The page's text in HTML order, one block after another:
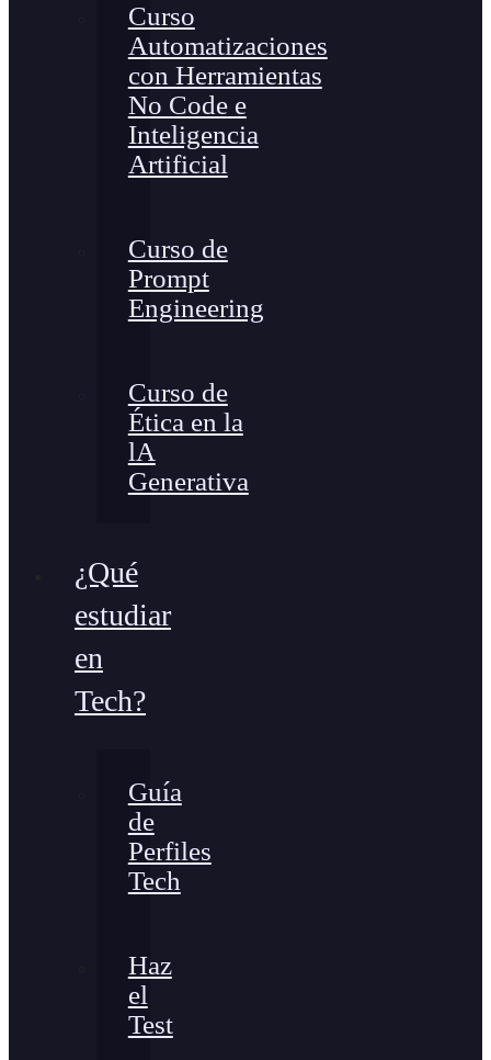
Curso
Automatizaciones
con Herramientas
No Code e
Inteligencia
Artificial
Curso de
Prompt
Engineering
Curso de
Ética en la
lA
Generativa
¿Qué
estudiar
en
Tech?
Guía
de
Perfiles
Tech
Haz
el
Test